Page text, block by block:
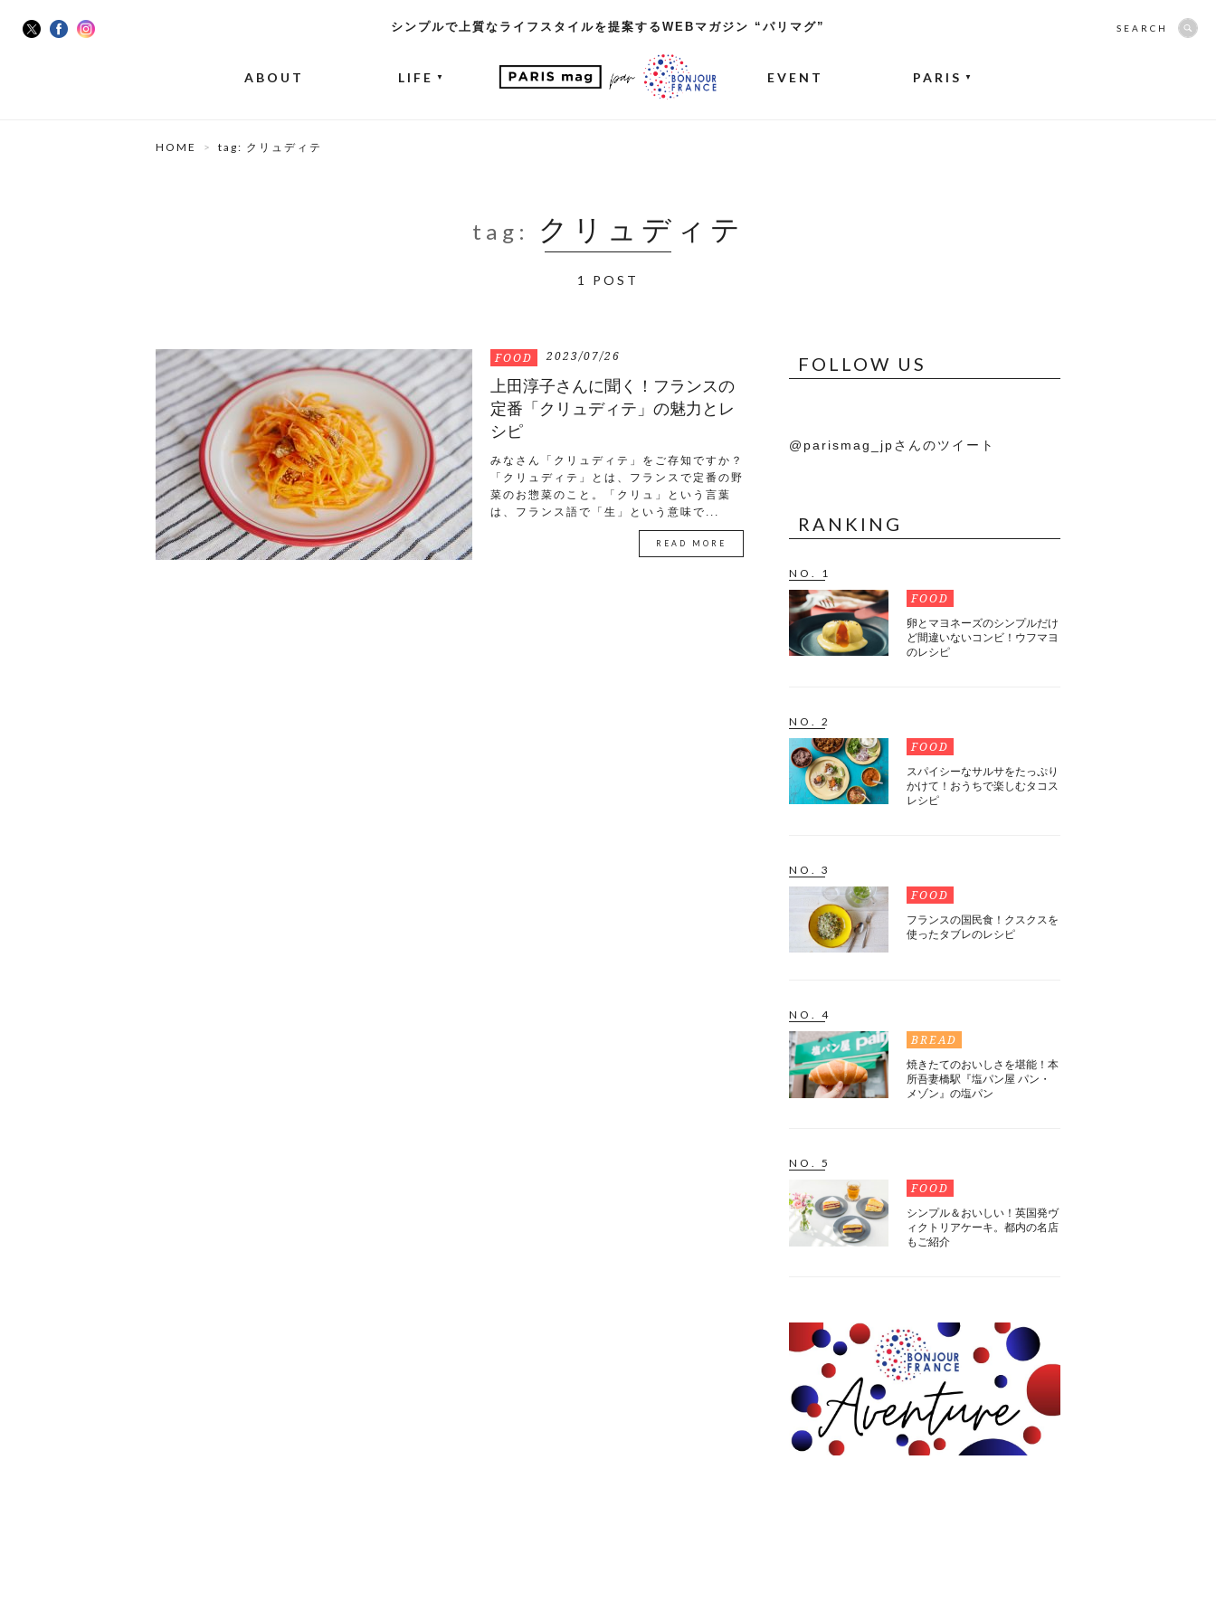
シンプルで上質なライフスタイルを提案するWEBマガジン “パリマグ”
ABOUT LIFE ▼ EVENT PARIS ▼
SEARCH
HOME tag: クリュディテ
tag: クリュディテ
1 POST
FOOD 2023/07/26
上田淳子さんに聞く！フランスの
定番「クリュディテ」の魅力とレ
シピ
みなさん「クリュディテ」をご存知ですか？
「クリュディテ」とは、フランスで定番の野
菜のお惣菜のこと。「クリュ」という言葉
は、フランス語で「生」という意味で...
READ MORE
FOLLOW US
@parismag_jpさんのツイート
RANKING
NO. 1
FOOD
卵とマヨネーズのシンプルだけ
ど間違いないコンビ！ウフマヨ
のレシピ
NO. 2
FOOD
スパイシーなサルサをたっぷり
かけて！おうちで楽しむタコス
レシピ
NO. 3
FOOD
フランスの国民食！クスクスを
使ったタブレのレシピ
NO. 4
BREAD
焼きたてのおいしさを堪能！本
所吾妻橋駅『塩パン屋 パン・
メゾン』の塩パン
NO. 5
FOOD
シンプル＆おいしい！英国発ヴ
ィクトリアケーキ。都内の名店
もご紹介